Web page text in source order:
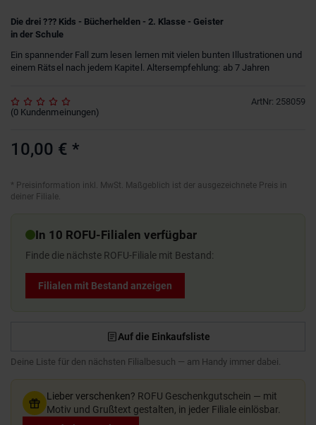
Die drei ??? Kids - Bücherhelden - 2. Klasse - Geister
in der Schule
Ein spannender Fall zum lesen lernen mit vielen bunten Illustrationen und
einem Rätsel nach jedem Kapitel. Altersempfehlung: ab 7 Jahren
ArtNr: 258059
(0 Kundenmeinungen)
10,00 € *
* Preisinformation inkl. MwSt. Maßgeblich ist der ausgezeichnete Preis in
deiner Filiale.
In 10 ROFU-Filialen verfügbar
Finde die nächste ROFU-Filiale mit Bestand:
Filialen mit Bestand anzeigen
Auf die Einkaufsliste
Deine Liste für den nächsten Filialbesuch — am Handy immer dabei.
Lieber verschenken? ROFU Geschenkgutschein — mit
Motiv und Grußtext gestalten, in jeder Filiale einlösbar.